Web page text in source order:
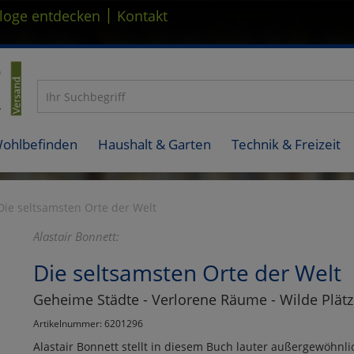
entdecken | Kontakt
Haushalt & Garten Technik & Freizeit
seltsamsten Orte der Welt
Alastair Bonnett:
Die seltsamsten Orte der Welt
Geheime Städte - Verlorene Räume - Wilde
Artikelnummer: 6201296
Alastair Bonnett stellt in diesem Buch lauter